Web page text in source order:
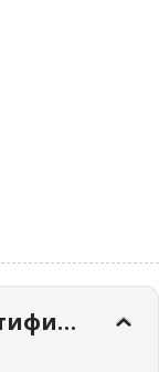
Как воспользоваться сертификатом?